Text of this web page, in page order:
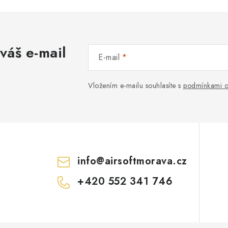
e-mail E-mail
Vložením e-mailu souhlasíte s podmínkami
info@airsoftmorava.cz
+420 552 341 746